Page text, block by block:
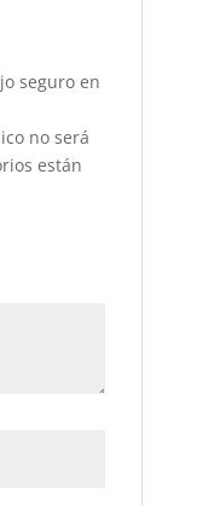
seguro en
no será
están